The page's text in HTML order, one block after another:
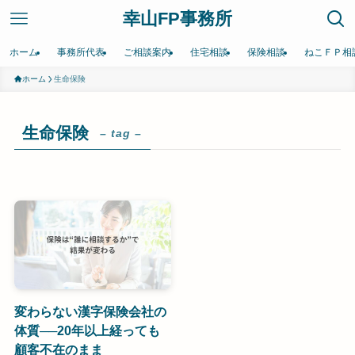
幸山FP事務所
ホーム 事務所代表 ご相談案内 住宅相談 保険相談 ねこＦＰ相
ホーム 生命保険
生命保険 – tag –
変わらない漢字保険会社の
体質──20年以上経っても
顧客不在のまま